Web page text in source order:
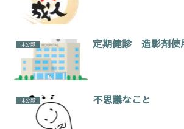
未分類 定期健診 造影剤使
未分類 不思議なこと